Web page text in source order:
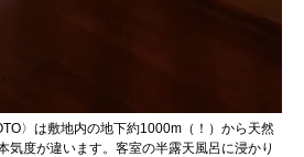
〉は敷地内の地下約1000m（！）から天然
気度が違います。客室の半露天風呂に浸かり